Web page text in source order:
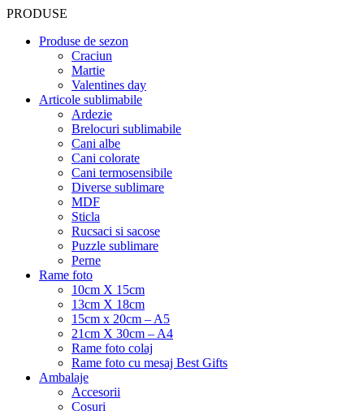
PRODUSE
Produse de sezon
Craciun
Martie
Valentines day
Articole sublimabile
Ardezie
Brelocuri sublimabile
Cani albe
Cani colorate
Cani termosensibile
Diverse sublimare
MDF
Sticla
Rucsaci si sacose
Puzzle sublimare
Perne
Rame foto
10cm X 15cm
13cm X 18cm
15cm x 20cm – A5
21cm X 30cm – A4
Rame foto colaj
Rame foto cu mesaj Best Gifts
Ambalaje
Accesorii
Cosuri